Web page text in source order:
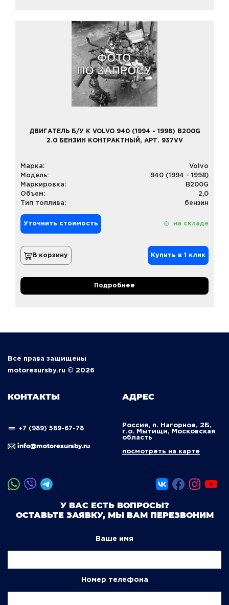
ДВИГАТЕЛЬ Б/У К VOLVO 940 (1994 - 1998) B200G
2.0 БЕНЗИН КОНТРАКТНЫЙ, АРТ. 937VV
Марка:
Volvo
Модель:
940 (1994 - 1998)
Маркировка:
B200G
Объем:
2,0
Тип топлива:
бензин
Уточнить стоимость на складе
В корзину Купить в 1 клик
Подробнее
Все права защищены
motoresursby.ru © 2026
КОНТАКТЫ
+7 (989) 589-67-78
info@motoresursby.ru
АДРЕС
Россия, п. Нагорное, 2Б,
г.о. Мытищи, Московская
область
посмотреть на карте
У ВАС ЕСТЬ ВОПРОСЫ?
ОСТАВЬТЕ ЗАЯВКУ, МЫ ВАМ ПЕРЕЗВОНИМ
Ваше имя
Номер телефона